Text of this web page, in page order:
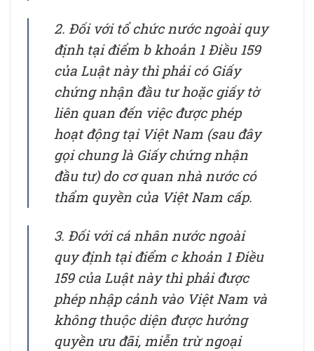
2. Đối với tổ chức nước ngoài quy
định tại điểm b khoản 1 Điều 159
của Luật này thì phải có Giấy
chứng nhận đầu tư hoặc giấy tờ
liên quan đến việc được phép
hoạt động tại Việt Nam (sau đây
gọi chung là Giấy chứng nhận
đầu tư) do cơ quan nhà nước có
thẩm quyền của Việt Nam cấp.
3. Đối với cá nhân nước ngoài
quy định tại điểm c khoản 1 Điều
159 của Luật này thì phải được
phép nhập cảnh vào Việt Nam và
không thuộc diện được hưởng
quyền ưu đãi, miễn trừ ngoại